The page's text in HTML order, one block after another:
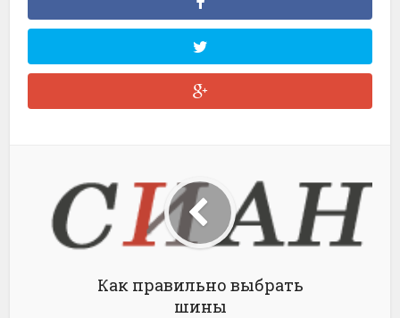
Как правильно выбрать
шины